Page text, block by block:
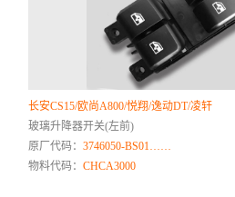
长安CS15/欧尚A800/悦翔/逸动DT/凌轩
玻璃升降器开关(左前)
原厂代码：3746050-BS01……
物料代码：CHCA3000